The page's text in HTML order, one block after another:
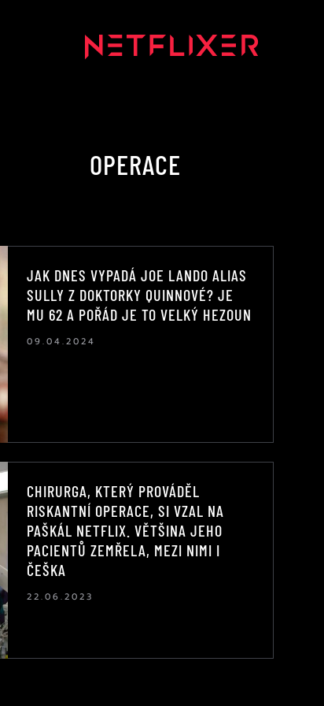
OPERACE
JAK DNES VYPADÁ JOE LANDO ALIAS
SULLY Z DOKTORKY QUINNOVÉ? JE
MU 62 A POŘÁD JE TO VELKÝ HEZOUN
09.04.2024
CHIRURGA, KTERÝ PROVÁDĚL
RISKANTNÍ OPERACE, SI VZAL NA
PAŠKÁL NETFLIX. VĚTŠINA JEHO
PACIENTŮ ZEMŘELA, MEZI NIMI I
ČEŠKA
22.06.2023